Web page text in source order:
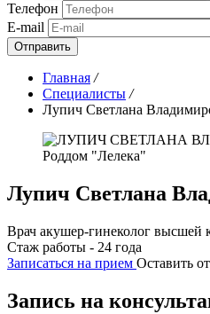
Телефон
E-mail
Отправить
Главная /
Специалисты /
Лупич Светлана
Лупич Светлана
Врач акушер-гинеколог высшей
Стаж работы - 24 года
Записаться на прием Оставить
Запись на